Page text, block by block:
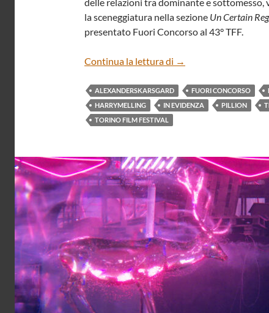
la sceneggiatura nella sezione Un Certain
presentato Fuori Concorso al 43° TFF.
Continua la lettura di “PILLION” DI HARRY
→
ALEXANDERSKARSGARD FUORI CONCORSO
HARRYMELLING
IN EVIDENZA PILLION
TORINO FILM FESTIVAL